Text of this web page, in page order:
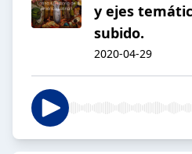
y ejes
subido.
2020-04-29